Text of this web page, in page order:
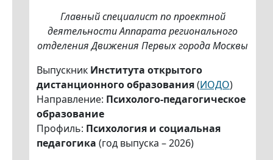
Главный специалист по проектной
деятельности Аппарата регионального
отделения Движения Первых города Москвы
Выпускник Института открытого
дистанционного образования(ИОДО)
Направление: Психолого-педагогическое
образование
Профиль: Психология и социальная
педагогика (год выпуска – 2026)